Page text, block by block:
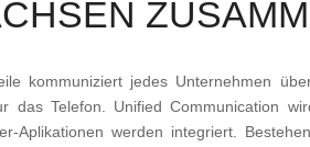
kommuniziert jedes Unternehmen
das Telefon. Unified Communication
Aplikationen werden integriert.